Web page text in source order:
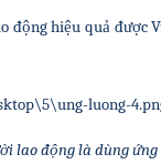
động hiệu quả được
lao động là dùng